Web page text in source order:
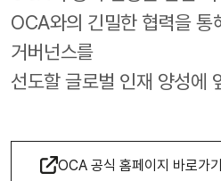
OCA와의 긴밀한 협력을 통
거버넌스를
선도할 글로벌 인재 양성에
OCA 공식 홈페이지 바로가